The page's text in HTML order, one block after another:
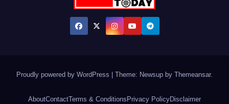
Proudly powered by WordPress Theme: Newsup by Themeansar.
AboutContactTerms & Conditions Privacy PolicyDisclaimer